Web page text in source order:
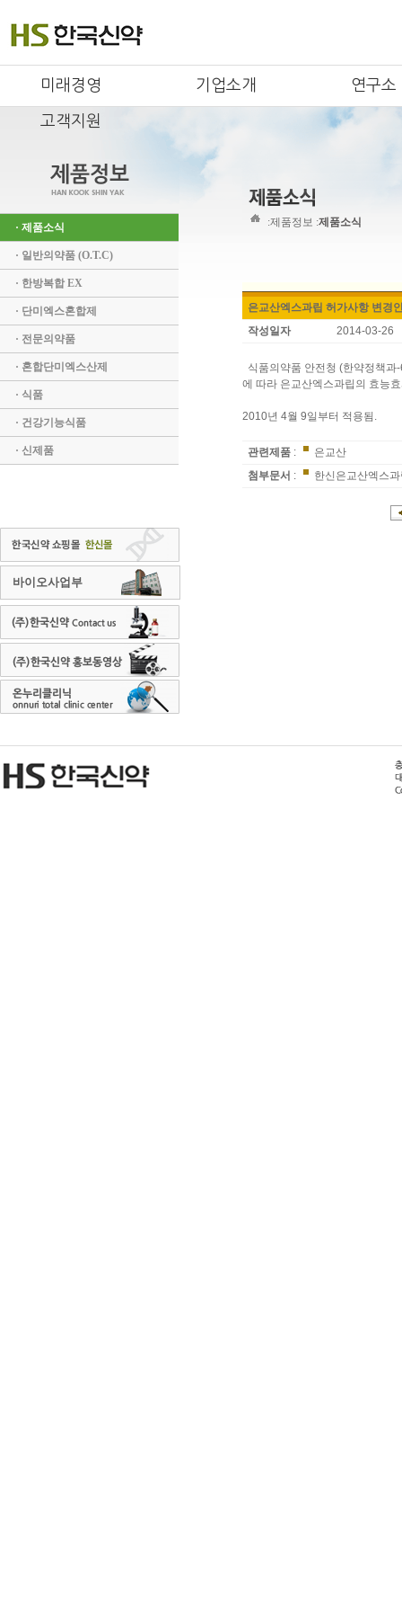
미래경영 기업소개 연구소
고객지원
· 제품소식
· 일반의약품 (O.T.C)
· 한방복합 EX
· 단미엑스혼합제
· 전문의약품
· 혼합단미엑스산제
· 식품
· 건강기능식품
· 신제품
바이오사업부
:제품정보 :제품소식
은교산엑스과립 허가사항 변경
작성일자
2014-03-26
식품의약품 안전청 (한약정책과
에 따라 은교산엑스과립의 효능
2010년 4월 9일부터 적용됨.
관련제품 :
은교산
첨부문서 : 한신은교산엑스